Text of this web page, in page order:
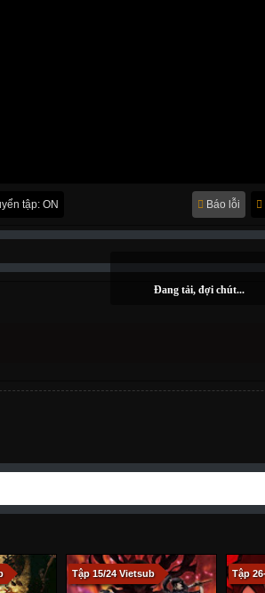
tập: ON Báo lỗi
Tập 15/24 Vietsub Tập